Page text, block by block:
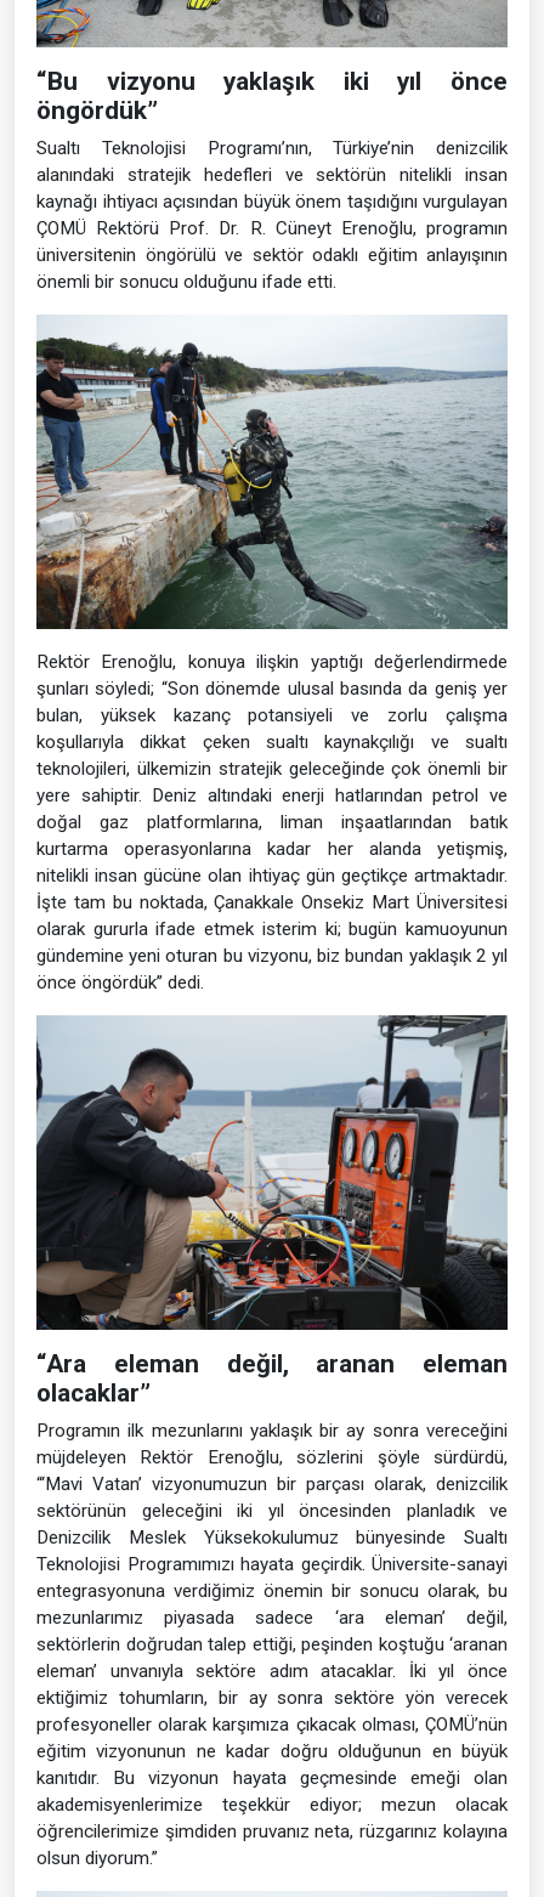
“Bu vizyonu yaklaşık iki yıl önce
öngördük”
Sualtı Teknolojisi Programı’nın, Türkiye’nin denizcilik
alanındaki stratejik hedefleri ve sektörün nitelikli insan
kaynağı ihtiyacı açısından büyük önem taşıdığını vurgulayan
ÇOMÜ Rektörü Prof. Dr. R. Cüneyt Erenoğlu, programın
üniversitenin öngörülü ve sektör odaklı eğitim anlayışının
önemli bir sonucu olduğunu ifade etti.
Rektör Erenoğlu, konuya ilişkin yaptığı değerlendirmede
şunları söyledi; “Son dönemde ulusal basında da geniş yer
bulan, yüksek kazanç potansiyeli ve zorlu çalışma
koşullarıyla dikkat çeken sualtı kaynakçılığı ve sualtı
teknolojileri, ülkemizin stratejik geleceğinde çok önemli bir
yere sahiptir. Deniz altındaki enerji hatlarından petrol ve
doğal gaz platformlarına, liman inşaatlarından batık
kurtarma operasyonlarına kadar her alanda yetişmiş,
nitelikli insan gücüne olan ihtiyaç gün geçtikçe artmaktadır.
İşte tam bu noktada, Çanakkale Onsekiz Mart Üniversitesi
olarak gururla ifade etmek isterim ki; bugün kamuoyunun
gündemine yeni oturan bu vizyonu, biz bundan yaklaşık 2 yıl
önce öngördük” dedi.
“Ara eleman değil, aranan eleman
olacaklar”
Programın ilk mezunlarını yaklaşık bir ay sonra vereceğini
müjdeleyen Rektör Erenoğlu, sözlerini şöyle sürdürdü,
“‘Mavi Vatan’ vizyonumuzun bir parçası olarak, denizcilik
sektörünün geleceğini iki yıl öncesinden planladık ve
Denizcilik Meslek Yüksekokulumuz bünyesinde Sualtı
Teknolojisi Programımızı hayata geçirdik. Üniversite-sanayi
entegrasyonuna verdiğimiz önemin bir sonucu olarak, bu
mezunlarımız piyasada sadece ‘ara eleman’ değil,
sektörlerin doğrudan talep ettiği, peşinden koştuğu ‘aranan
eleman’ unvanıyla sektöre adım atacaklar. İki yıl önce
ektiğimiz tohumların, bir ay sonra sektöre yön verecek
profesyoneller olarak karşımıza çıkacak olması, ÇOMÜ’nün
eğitim vizyonunun ne kadar doğru olduğunun en büyük
kanıtıdır. Bu vizyonun hayata geçmesinde emeği olan
akademisyenlerimize teşekkür ediyor; mezun olacak
öğrencilerimize şimdiden pruvanız neta, rüzgarınız kolayına
olsun diyorum.”